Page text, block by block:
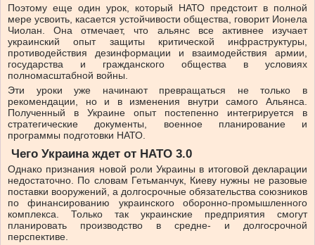
Поэтому еще один урок, который НАТО предстоит в полной
мере усвоить, касается устойчивости общества, говорит Ионела
Чиолан. Она отмечает, что альянс все активнее изучает
украинский опыт защиты критической инфраструктуры,
противодействия дезинформации и взаимодействия армии,
государства и гражданского общества в условиях
полномасштабной войны.
Эти уроки уже начинают превращаться не только в
рекомендации, но и в изменения внутри самого Альянса.
Полученный в Украине опыт постепенно интегрируется в
стратегические документы, военное планирование и
программы подготовки НАТО.
Чего Украина ждет от НАТО 3.0
Однако признания новой роли Украины в итоговой декларации
недостаточно. По словам Гетьманчук, Киеву нужны не разовые
поставки вооружений, а долгосрочные обязательства союзников
по финансированию украинского оборонно-промышленного
комплекса. Только так украинские предприятия смогут
планировать производство в средне- и долгосрочной
перспективе.